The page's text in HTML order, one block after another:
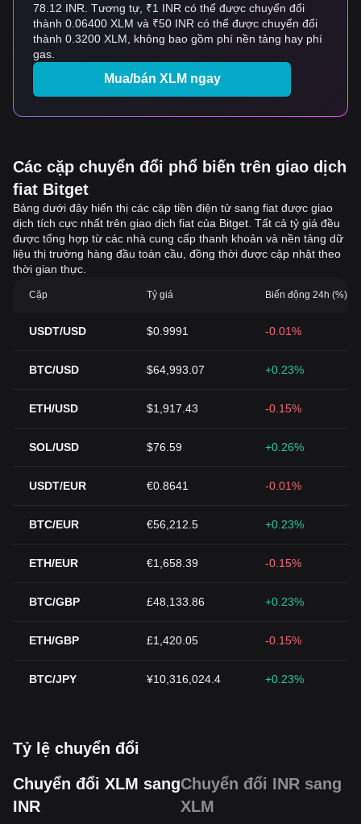
78.12 INR. Tương tự, ₹1 INR có thể được chuyển đổi
thành 0.06400 XLM và ₹50 INR có thể được chuyển đổi
thành 0.3200 XLM, không bao gồm phí nền tảng hay phí
gas.
Mua/bán XLM ngay
Các cặp chuyển đổi phổ biến trên giao dịch
fiat Bitget
Bảng dưới đây hiển thị các cặp tiền điện tử sang fiat được giao
dịch tích cực nhất trên giao dịch fiat của Bitget. Tất cả tỷ giá đều
được tổng hợp từ các nhà cung cấp thanh khoản và nền tảng dữ
liệu thị trường hàng đầu toàn cầu, đồng thời được cập nhật theo
thời gian thực.
Cặp Tỷ giá Biến động 24h (%)
USDT/USD $0.9991 -0.01%
BTC/USD $64,993.07 +0.23%
ETH/USD $1,917.43 -0.15%
SOL/USD $76.59 +0.26%
USDT/EUR €0.8641 -0.01%
BTC/EUR €56,212.5 +0.23%
ETH/EUR €1,658.39 -0.15%
BTC/GBP £48,133.86 +0.23%
ETH/GBP £1,420.05 -0.15%
BTC/JPY ¥10,316,024.4 +0.23%
Tỷ lệ chuyển đổi
Chuyển đổi XLM sang
INR
Chuyển đổi INR sang
XLM